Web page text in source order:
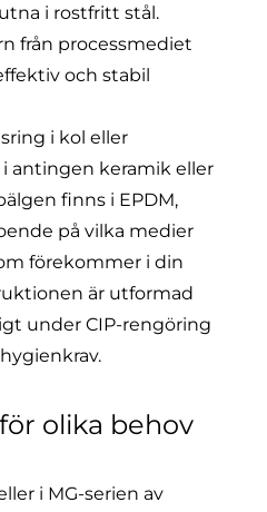
i rostfritt stål.
från processmediet
och stabil
i kol eller
antingen keramik eller
finns i EPDM,
på vilka medier
förekommer i din
är utformad
under CIP-rengöring
olika behov
i MG-serien av